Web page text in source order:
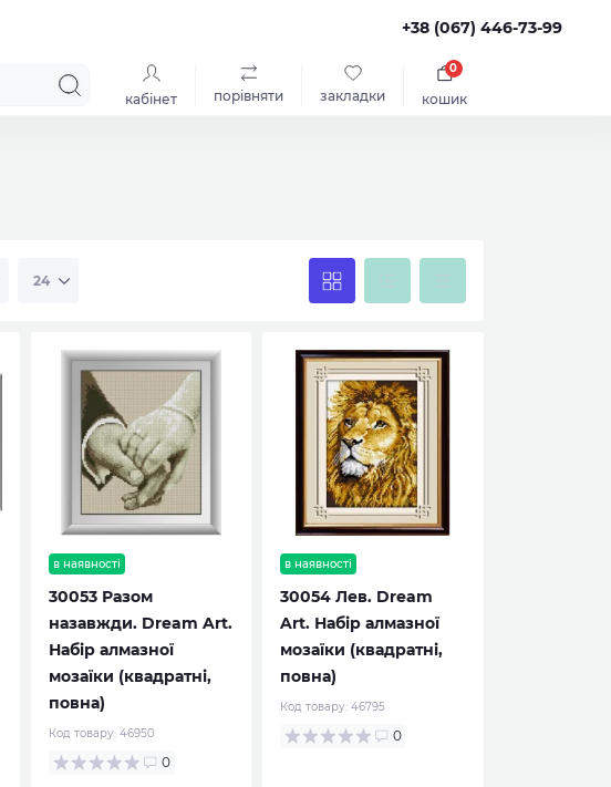
+38 (067) 446-73-99
кабінет порівняти закладки кошик
0
в наявності
30053 Разом
назавжди. Dream Art.
Набір алмазної
мозаїки (квадратні,
повна)
Код товару: 46950
0
в наявності
30054 Лев. Dream
Art. Набір алмазної
мозаїки (квадратні,
повна)
Код товару:46795
0